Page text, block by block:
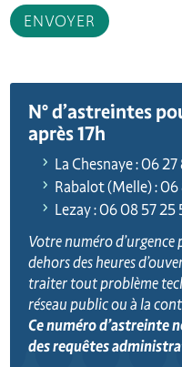
ENVOYER
N° d’astreintes
après 17h
La Chesnaye : 06 27
Rabalot (Melle) : 06
Lezay : 06 08 57 25
Votre numéro d’urgence
dehors des heures
traiter tout problème
réseau public ou à la
Ce numéro d’astreinte
des requêtes